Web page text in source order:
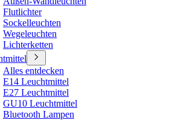
Flutlichter
Sockelleuchten
Wegeleuchten
Lichterketten
Alles entdecken
E14 Leuchtmittel
E27 Leuchtmittel
GU10 Leuchtmittel
Bluetooth Lampen